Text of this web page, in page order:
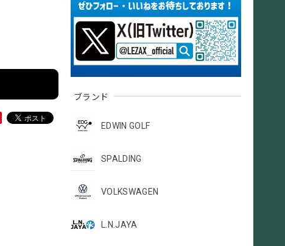
ブランド
EDWIN GOLF
SPALDING
VOLKSWAGEN
L.N.JAYA